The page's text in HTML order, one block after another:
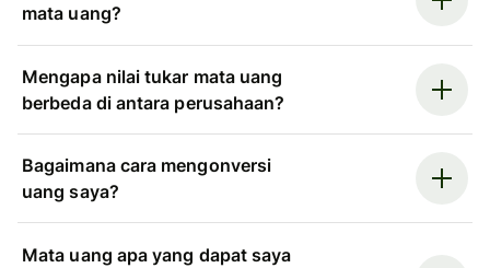
mata uang?
Mengapa nilai tukar mata uang
berbeda di antara perusahaan?
Bagaimana cara mengonversi
uang saya?
Mata uang apa yang dapat saya